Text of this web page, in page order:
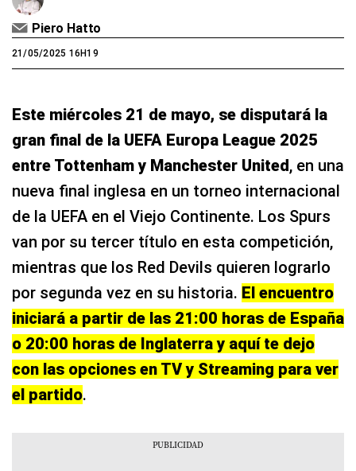
Piero Hatto
21/05/2025 16H19
Este miércoles 21 de mayo, se disputará la
gran final de la UEFA Europa League 2025
entre Tottenham y Manchester United, en una
nueva final inglesa en un torneo internacional
de la UEFA en el Viejo Continente. Los Spurs
van por su tercer título en esta competición,
mientras que los Red Devils quieren lograrlo
por segunda vez en su historia. El encuentro
iniciará a partir de las 21:00 horas de España
o 20:00 horas de Inglaterra y aquí te dejo
con las opciones en TV y Streaming para ver
el partido.